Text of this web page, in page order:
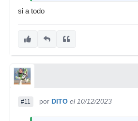
si a todo
#11 por DITO el 10/12/2023